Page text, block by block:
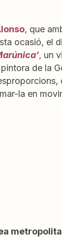
, que
ocasió, el
, un
de la
la en